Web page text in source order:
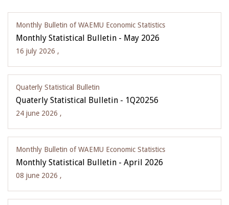
Monthly Bulletin of WAEMU Economic Statistics
Monthly Statistical Bulletin - May 2026
16 july 2026 ,
Quaterly Statistical Bulletin
Quaterly Statistical Bulletin - 1Q20256
24 june 2026 ,
Monthly Bulletin of WAEMU Economic Statistics
Monthly Statistical Bulletin - April 2026
08 june 2026 ,